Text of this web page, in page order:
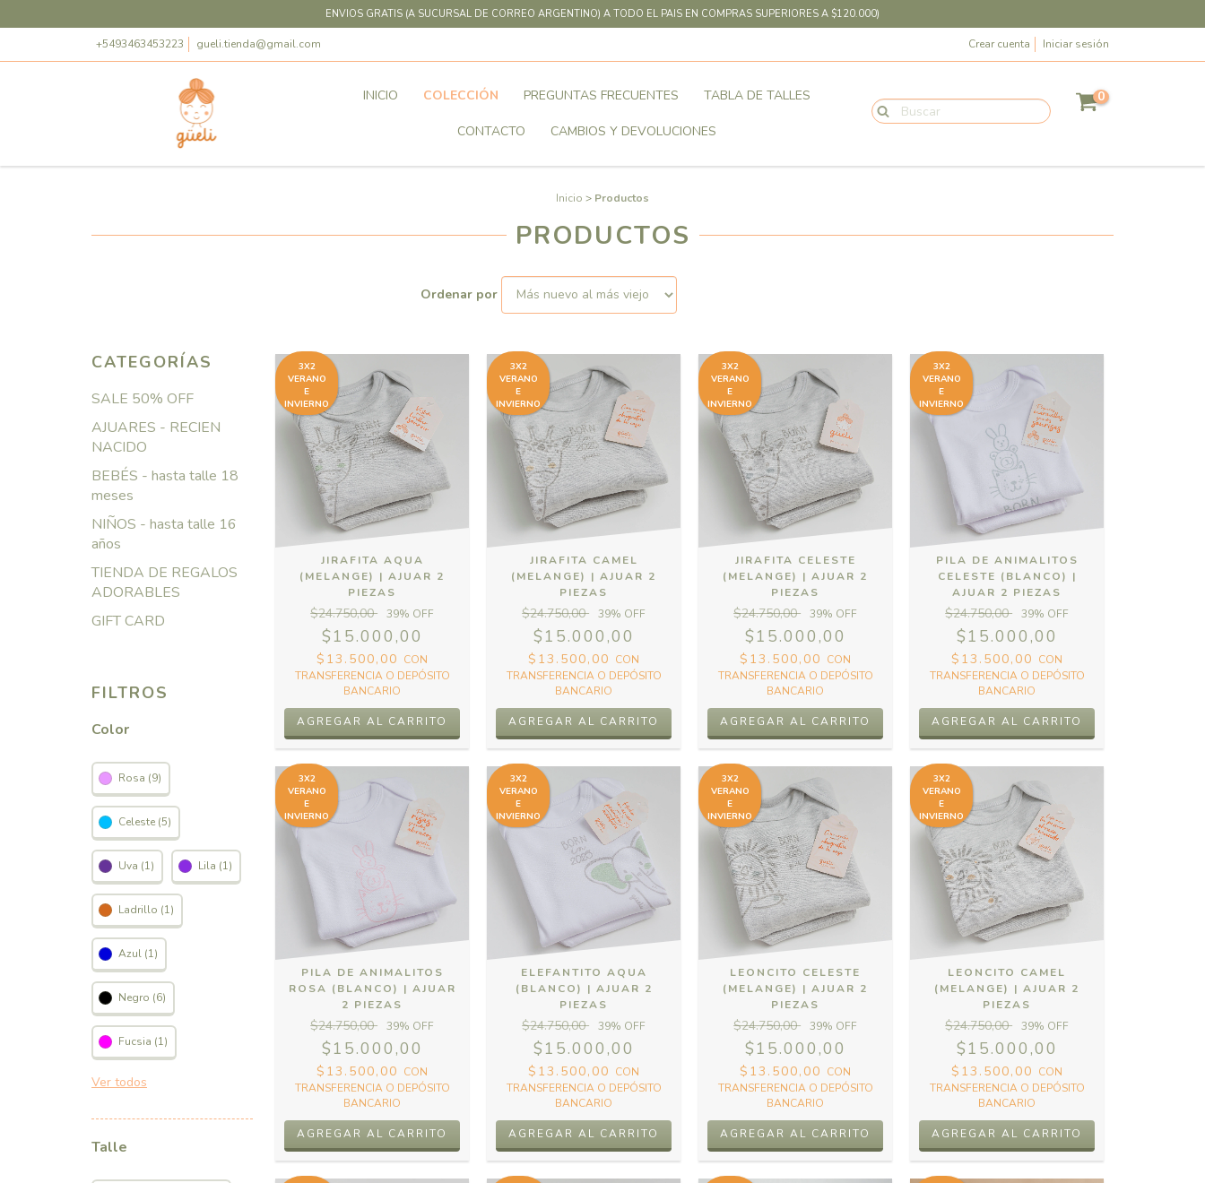
ENVIOS GRATIS (A SUCURSAL DE CORREO ARGENTINO) A TODO EL PAIS EN COMPRAS SUPERIORES A $120.000)
+5493463453223 gueli.tienda@gmail.com Crear cuenta Iniciar sesión
INICIO COLECCIÓN PREGUNTAS FRECUENTES TABLA DE TALLES
CONTACTO CAMBIOS Y DEVOLUCIONES
0
Inicio > Productos
PRODUCTOS
Ordenar por
CATEGORÍAS
SALE 50% OFF
AJUARES - RECIEN
NACIDO
BEBÉS - hasta talle 18
meses
NIÑOS - hasta talle 16
años
TIENDA DE REGALOS
ADORABLES
GIFT CARD
FILTROS
Color
Rosa (9)
Celeste (5)
Uva (1) Lila (1)
Ladrillo (1)
Azul (1)
Negro (6)
Fucsia (1)
Ver todos
Talle
3X2
VERANO
E
INVIERNO
JIRAFITA AQUA
(MELANGE) | AJUAR 2
PIEZAS
$24.750,00 39% OFF
$15.000,00
$13.500,00 CON
TRANSFERENCIA O DEPÓSITO
BANCARIO
3X2
VERANO
E
INVIERNO
JIRAFITA CAMEL
(MELANGE) | AJUAR 2
PIEZAS
$24.750,00 39% OFF
$15.000,00
$13.500,00 CON
TRANSFERENCIA O DEPÓSITO
BANCARIO
3X2
VERANO
E
INVIERNO
JIRAFITA CELESTE
(MELANGE) | AJUAR 2
PIEZAS
$24.750,00 39% OFF
$15.000,00
$13.500,00 CON
TRANSFERENCIA O DEPÓSITO
BANCARIO
3X2
VERANO
E
INVIERNO
PILA DE ANIMALITOS
CELESTE (BLANCO) |
AJUAR 2 PIEZAS
$24.750,00 39% OFF
$15.000,00
$13.500,00 CON
TRANSFERENCIA O DEPÓSITO
BANCARIO
3X2
VERANO
E
INVIERNO
PILA DE ANIMALITOS
ROSA (BLANCO) | AJUAR
2 PIEZAS
$24.750,00 39% OFF
$15.000,00
$13.500,00 CON
TRANSFERENCIA O DEPÓSITO
BANCARIO
3X2
VERANO
E
INVIERNO
ELEFANTITO AQUA
(BLANCO) | AJUAR 2
PIEZAS
$24.750,00 39% OFF
$15.000,00
$13.500,00 CON
TRANSFERENCIA O DEPÓSITO
BANCARIO
3X2
VERANO
E
INVIERNO
LEONCITO CELESTE
(MELANGE) | AJUAR 2
PIEZAS
$24.750,00 39% OFF
$15.000,00
$13.500,00 CON
TRANSFERENCIA O DEPÓSITO
BANCARIO
3X2
VERANO
E
INVIERNO
LEONCITO CAMEL
(MELANGE) | AJUAR 2
PIEZAS
$24.750,00 39% OFF
$15.000,00
$13.500,00 CON
TRANSFERENCIA O DEPÓSITO
BANCARIO